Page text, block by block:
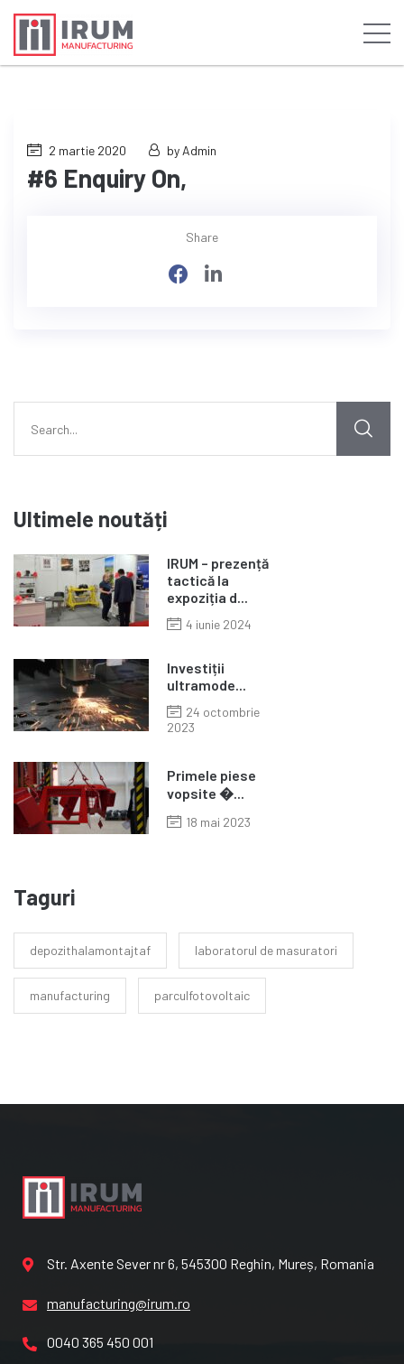
2 martie 2020 by Admin
#6 Enquiry On,
Share
Ultimele noutăți
IRUM – prezență
tactică la
expoziția d...
4 iunie 2024
Investiții
ultramode...
24 octombrie
2023
Primele piese
vopsite �...
18 mai 2023
Taguri
depozithalamontajtaf laboratorul de masuratori
manufacturing parculfotovoltaic
Str. Axente Sever nr 6, 545300 Reghin, Mureș, Romania
manufacturing@irum.ro
0040 365 450 001